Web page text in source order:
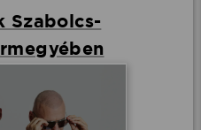
Szabolcs-